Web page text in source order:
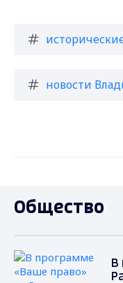
новости
Общество
В